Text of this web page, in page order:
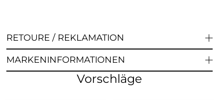
RETOURE / REKLAMATION
MARKENINFORMATIONEN
Vorschläge